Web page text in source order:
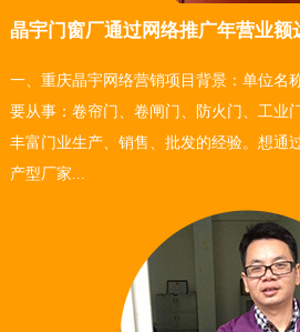
晶宇门窗厂通过网络推广年营业额
一、重庆晶宇网络营销项目背景：单位名
要从事：卷帘门、卷闸门、防火门、工业
丰富门业生产、销售、批发的经验。想通
产型厂家...